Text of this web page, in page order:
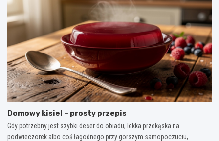
Domowy kisiel – prosty przepis
Gdy potrzebny jest szybki deser do obiadu, lekka przekąska na
podwieczorek albo coś łagodnego przy gorszym samopoczuciu,